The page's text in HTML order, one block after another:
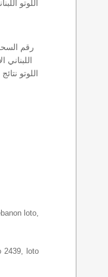
loto,
2439, loto